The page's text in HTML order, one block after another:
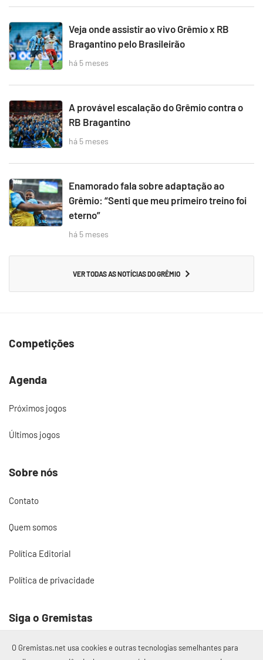
Veja onde assistir ao vivo Grêmio x RB
Bragantino pelo Brasileirão
há 5 meses
A provável escalação do Grêmio contra o
RB Bragantino
há 5 meses
Enamorado fala sobre adaptação ao
Grêmio: “Senti que meu primeiro treino foi
eterno”
há 5 meses
VER TODAS AS NOTÍCIAS DO GRÊMIO
Competições
Agenda
Próximos jogos
Últimos jogos
Sobre nós
Contato
Quem somos
Política Editorial
Política de privacidade
Siga o Gremistas
O Gremistas.net usa cookies e outras tecnologias semelhantes para